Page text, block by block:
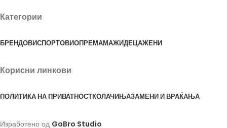
Категории
БРЕНДОВИСПОРТОВИОПРЕМАМАЖИДЕЦАЖЕНИ
Корисни линкови
ПОЛИТИКА НА ПРИВАТНОСТКОЛАЧИЊАЗАМЕНИ И ВРАЌАЊА
Изработено од GoBro Studio